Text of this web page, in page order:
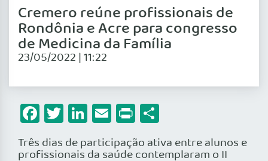
Cremero reúne profissionais de
Rondônia e Acre para congresso
de Medicina da Família
23/05/2022 | 11:22
Facebook
Twitter
LinkedIn
Email
Print
Três dias de participação ativa entre alunos e
profissionais da saúde contemplaram o II